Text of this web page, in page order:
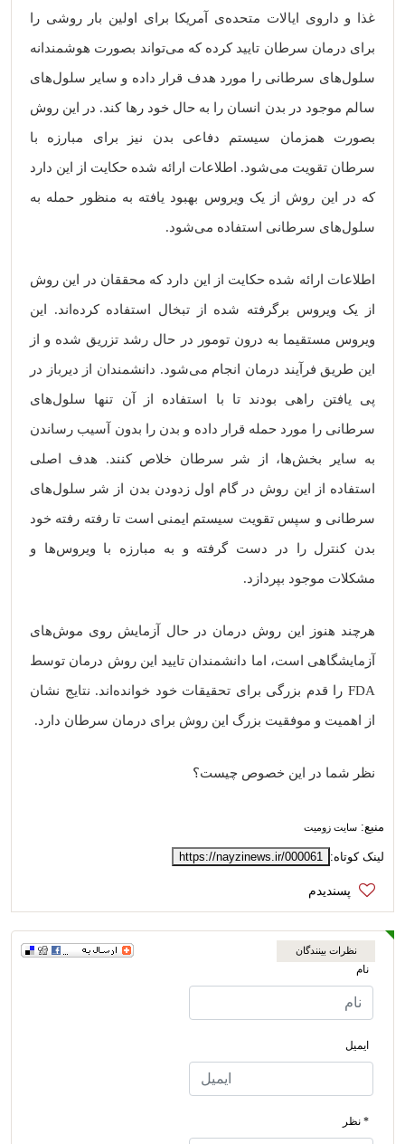
غذا و داروی ایالات متحده‌ی آمریکا برای اولین بار روشی را
برای درمان سرطان تایید کرده که می‌تواند بصورت هوشمندانه
سلول‌های سرطانی را مورد هدف قرار داده و سایر سلول‌های
سالم موجود در بدن انسان را به حال خود رها کند. در این روش
بصورت همزمان سیستم دفاعی بدن نیز برای مبارزه با
سرطان تقویت می‌شود. اطلاعات ارائه شده حکایت از این دارد
که در این روش از یک ویروس بهبود یافته به منظور حمله به
سلول‌های سرطانی استفاده می‌شود.
اطلاعات ارائه شده حکایت از این دارد که محققان در این روش
از یک ویروس برگرفته شده از تبخال استفاده کرده‌اند. این
ویروس مستقیما به درون تومور در حال رشد تزریق شده و از
این طریق فرآیند درمان انجام می‌شود. دانشمندان از دیرباز در
پی یافتن راهی بودند تا با استفاده از آن تنها سلول‌های
سرطانی را مورد حمله قرار داده و بدن را بدون آسیب رساندن
به سایر بخش‌ها، از شر سرطان خلاص کنند. هدف اصلی
استفاده از این روش در گام اول زدودن بدن از شر سلول‌های
سرطانی و سپس تقویت سیستم ایمنی است تا رفته رفته خود
بدن کنترل را در دست گرفته و به مبارزه با ویروس‌ها و
مشکلات موجود بپردازد.
هرچند هنوز این روش درمان در حال آزمایش روی موش‌های
آزمایشگاهی است، اما دانشمندان تایید این روش درمان توسط
FDA را قدم بزرگی برای تحقیقات خود خوانده‌اند. نتایج نشان
از اهمیت و موفقیت بزرگ این روش برای درمان سرطان دارد.
نظر شما در این خصوص چیست؟
منبع: سایت زومیت
لینک کوتاه: https://nayzinews.ir/000061
نظرات بینندگان
نام
ایمیل
* نظر